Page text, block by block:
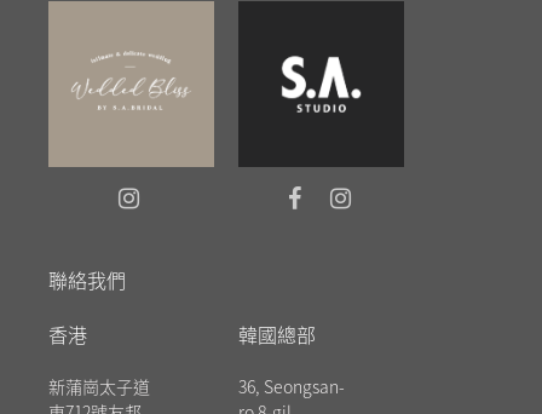
聯絡我們
香港
新蒲崗太子道
韓國總部
36, Seongsan-